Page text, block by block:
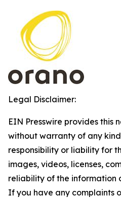
Legal Disclaimer:
EIN Presswire provides this
without warranty of any
responsibility or liability for
images, videos, licenses,
reliability of the information
If you have any complaints